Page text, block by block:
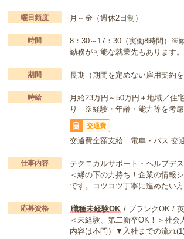
曜日頻度 月～金（週休2日制）
時間
8：30～17：30（実働8時間）※
勤務が可能な就業先もあります
期間 長期（期間を定めない雇用契約
時給
月給23万円～50万円＋地域／
り ※経験・年齢・能力等を考慮
交通費
交通費全額支給 電車・バス 交
仕事内容
テクニカルサポート・ヘルプデ
＜縁の下の力持ち！企業の情報
です。コツコツ丁寧に進めたい
応募資格 職種未経験OK / ブランクOK /
＜未経験、第二新卒OK！＞社
内容は不問）▼入社までの流れ